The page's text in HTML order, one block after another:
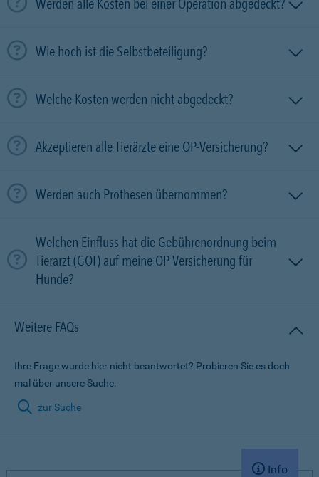
Werden alle Kosten bei einer Operation abgedeckt?
Wie hoch ist die Selbstbeteiligung?
Welche Kosten werden nicht abgedeckt?
Akzeptieren alle Tierärzte eine OP-Versicherung?
Werden auch Prothesen übernommen?
Welchen Einfluss hat die Gebührenordnung beim
Tierarzt (GOT) auf meine OP Versicherung für
Hunde?
Weitere FAQs
Ihre Frage wurde hier nicht beantwortet? Probieren Sie es doch
mal über unsere Suche.
zur Suche
Info